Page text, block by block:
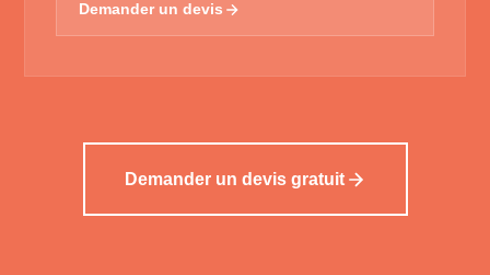
Demander un devis
Demander un devis gratuit